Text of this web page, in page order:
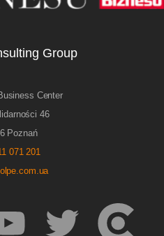
Group
Center
46
Poznań
071 201